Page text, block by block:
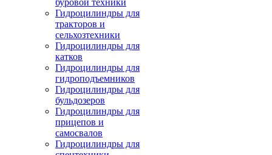
буровой техники
Гидроцилиндры для
тракторов и
сельхозтехники
Гидроцилиндры для
катков
Гидроцилиндры для
гидроподъемников
Гидроцилиндры для
бульдозеров
Гидроцилиндры для
прицепов и
самосвалов
Гидроцилиндры для